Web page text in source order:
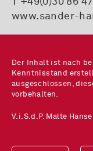
www.sander-
Der Inhalt ist nach
Kenntnisstand
ausgeschlossen,
vorbehalten.
V.i.S.d.P. Malte